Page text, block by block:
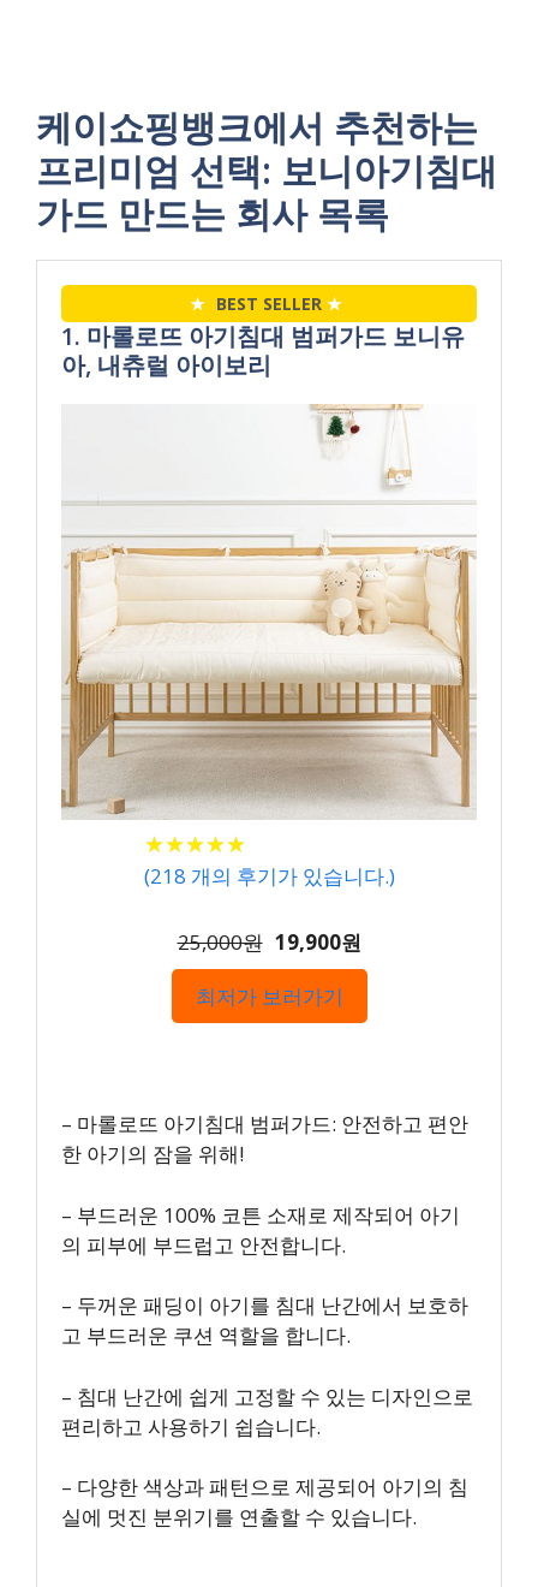
케이쇼핑뱅크에서 추천하는
프리미엄 선택: 보니아기침대
가드 만드는 회사 목록
★ BEST SELLER ★
1. 마롤로뜨 아기침대 범퍼가드 보니유
아, 내츄럴 아이보리
★★★★★
★★★★★
(218 개의 후기가 있습니다.)
25,000원 19,900원
최저가 보러가기
– 마롤로뜨 아기침대 범퍼가드: 안전하고 편안
한 아기의 잠을 위해!
– 부드러운 100% 코튼 소재로 제작되어 아기
의 피부에 부드럽고 안전합니다.
– 두꺼운 패딩이 아기를 침대 난간에서 보호하
고 부드러운 쿠션 역할을 합니다.
– 침대 난간에 쉽게 고정할 수 있는 디자인으로
편리하고 사용하기 쉽습니다.
– 다양한 색상과 패턴으로 제공되어 아기의 침
실에 멋진 분위기를 연출할 수 있습니다.